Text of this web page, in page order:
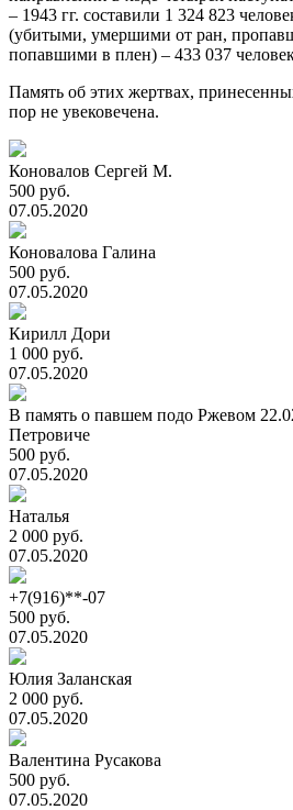
– 1943 гг. составили 1 324 823
(убитыми, умершими от ран,
попавшими в плен) – 433 037
Память об этих жертвах,
пор не увековечена.
Коновалов Сергей М.
500 руб.
07.05.2020
Коновалова Галина
500 руб.
07.05.2020
Кирилл Дори
1 000 руб.
07.05.2020
В память о павшем подо Ржевом
Петровиче
500 руб.
07.05.2020
Наталья
2 000 руб.
07.05.2020
+7(916)**-07
500 руб.
07.05.2020
Юлия Заланская
2 000 руб.
07.05.2020
Валентина Русакова
500 руб.
07.05.2020